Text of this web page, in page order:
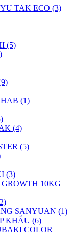
TAK ECO (3)
(5)
(1)
(4)
(5)
(3)
10KG
SANYUAN (1)
KHẨU (6)
COLOR